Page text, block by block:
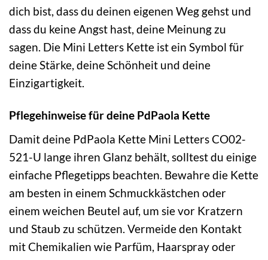
dich bist, dass du deinen eigenen Weg gehst und
dass du keine Angst hast, deine Meinung zu
sagen. Die Mini Letters Kette ist ein Symbol für
deine Stärke, deine Schönheit und deine
Einzigartigkeit.
Pflegehinweise für deine PdPaola Kette
Damit deine PdPaola Kette Mini Letters CO02-
521-U lange ihren Glanz behält, solltest du einige
einfache Pflegetipps beachten. Bewahre die Kette
am besten in einem Schmuckkästchen oder
einem weichen Beutel auf, um sie vor Kratzern
und Staub zu schützen. Vermeide den Kontakt
mit Chemikalien wie Parfüm, Haarspray oder